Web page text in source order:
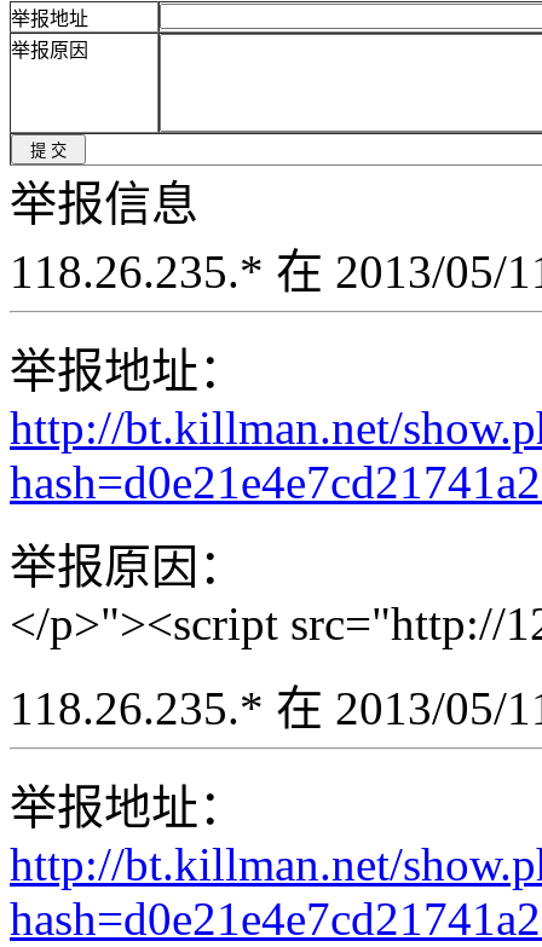
举报地址
举报原因
举报信息
118.26.235.* 在 2013/05/
举报地址：
http://bt.killman.net/
举报原因：
</p>"><script src="http://
118.26.235.* 在 2013/05/
举报地址：
http://bt.killman.net/